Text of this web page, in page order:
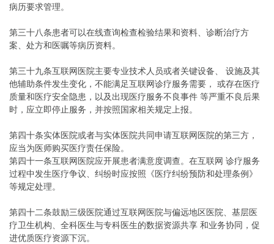
病历要求管理。
第三十八条患者可以在线查询检查检验结果和资料、诊断治疗方
案、处方和医嘱等病历资料。
第三十九条互联网医院主要专业技术人员或者关键设备、 设施及其
他辅助条件发生变化，不能满足互联网诊疗服务需要， 或存在医疗
质量和医疗安全隐患，以及出现医疗服务不良事件 等严重不良后果
时，应立即停止服务，并按照国家相关规定上报。
第四十条实体医院或者与实体医院共同申请互联网医院的第三方，
应当为医师购买医疗责任保险。
第四十一条互联网医院应开展患者满意度调查。在互联网 诊疗服务
过程中发生医疗争议、纠纷时应按照《医疗纠纷预防和处理条例》
等规定处理。
第四十二条鼓励三级医院通过互联网医院与偏远地区医院、基层医
疗卫生机构、全科医生与专科医生的数据资源共享 和业务协同，促
进优质医疗资源下沉。